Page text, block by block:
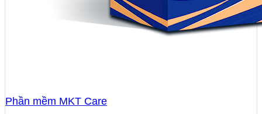
Phần mềm MKT Care